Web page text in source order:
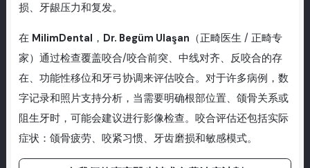
损、牙龈压力和复发。
在 MilimDental ， Dr. Begüm Ulaşan （正畸医生 / 正畸专
家）通过检查覆盖咬合/咬合前突、中线对齐、反咬合的存
在、功能性移位和牙弓协调来评估咬合。对于许多病例，数
字记录和照片支持分析，当需要明确根部位置、颌骨关系或
阻生牙时，可能会建议进行影像检查。咬合评估还包括实际
症状：颌骨疲劳、咬紧习惯、牙齿磨损和敏感模式。